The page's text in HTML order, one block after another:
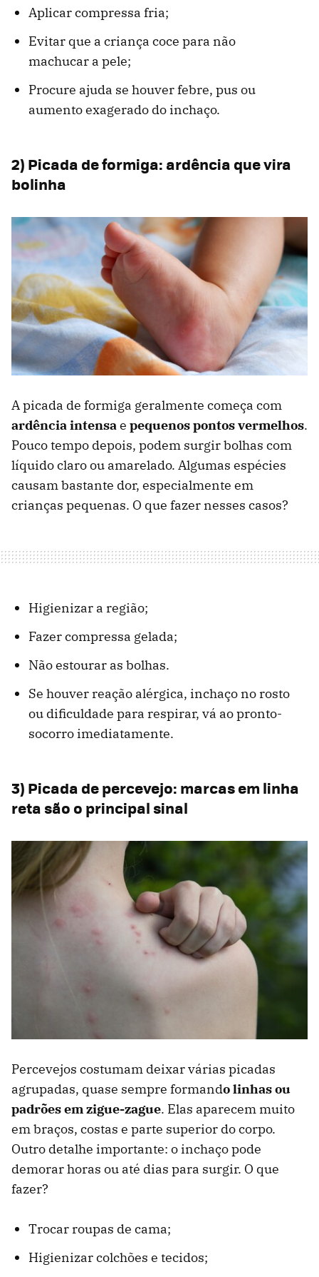
Aplicar compressa fria;
Evitar que a criança coce para não
machucar a pele;
Procure ajuda se houver febre, pus ou
aumento exagerado do inchaço.
2) Picada de formiga: ardência que vira
bolinha
A picada de formiga geralmente começa com
ardência intensae pequenos pontos vermelhos.
Pouco tempo depois, podem surgir bolhas com
líquido claro ou amarelado. Algumas espécies
causam bastante dor, especialmente em
crianças pequenas. O que fazer nesses casos?
Higienizar a região;
Fazer compressa gelada;
Não estourar as bolhas.
Se houver reação alérgica, inchaço no rosto
ou dificuldade para respirar, vá ao pronto-
socorro imediatamente.
3) Picada de percevejo: marcas em linha
reta são o principal sinal
Percevejos costumam deixar várias picadas
agrupadas, quase sempre formando linhas ou
padrões em zigue-zague. Elas aparecem muito
em braços, costas e parte superior do corpo.
Outro detalhe importante: o inchaço pode
demorar horas ou até dias para surgir. O que
fazer?
Trocar roupas de cama;
Higienizar colchões e tecidos;